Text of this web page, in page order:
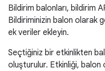
Bildirim balonları, bildirim
Bildiriminizin balon olarak
ek veriler ekleyin.
Seçtiğiniz bir etkinlikten
oluşturulur. Etkinliği, balon